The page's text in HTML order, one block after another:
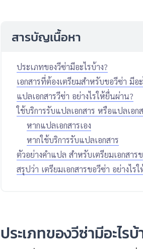
สารบัญเนื้อหา
ประเภทของวีซ่ามีอะไรบ้าง?
เอกสารที่ต้องเตรียมสำหรับขอวีซ่า มีอะ
แปลเอกสารวีซ่า อย่างไรให้ยื่นผ่าน?
ใช้บริการรับแปลเอกสาร หรือแปลเอก
หากแปลเอกสารเอง
หากใช้บริการรับแปลเอกสาร
ตัวอย่างคำแปล สำหรับเตรียมเอกสาร
สรุปว่า เตรียมเอกสารขอวีซ่า อย่างไร
ประเภทของวีซ่ามีอะไรบ้